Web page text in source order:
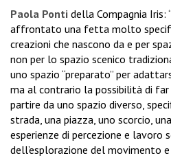
Paola Ponti della Compagnia Iris:
affrontato una fetta molto
creazioni che nascono da e per
non per lo spazio scenico
uno spazio “preparato” per
ma al contrario la possibilità di far
partire da uno spazio diverso,
strada, una piazza, uno scorcio,
esperienze di percezione e lavoro
dell’esplorazione del movimento